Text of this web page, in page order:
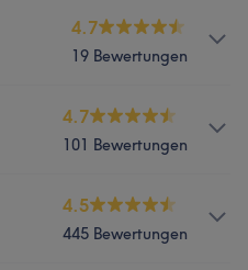
sagen
4.7
19 Bewertungen
4.7
101 Bewertungen
4.5
445 Bewertungen